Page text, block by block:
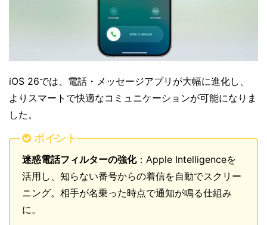
iOS 26では、電話・メッセージアプリが大幅に進化し、
よりスマートで快適なコミュニケーションが可能になりま
した。
ポイント
迷惑電話フィルターの強化：Apple Intelligenceを
活用し、知らない番号からの着信を自動でスクリー
ニング。相手が名乗った時点で通知が鳴る仕組み
に。